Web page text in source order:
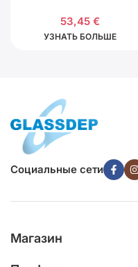
53,45 €
УЗНАТЬ БОЛЬШЕ
Социальные сети
Магазин